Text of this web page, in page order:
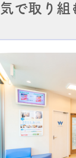
で取り組